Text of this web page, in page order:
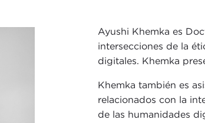
Ayushi Khemka es
intersecciones de la
digitales. Khemka
Khemka también es
relacionados con la
de las humanidades